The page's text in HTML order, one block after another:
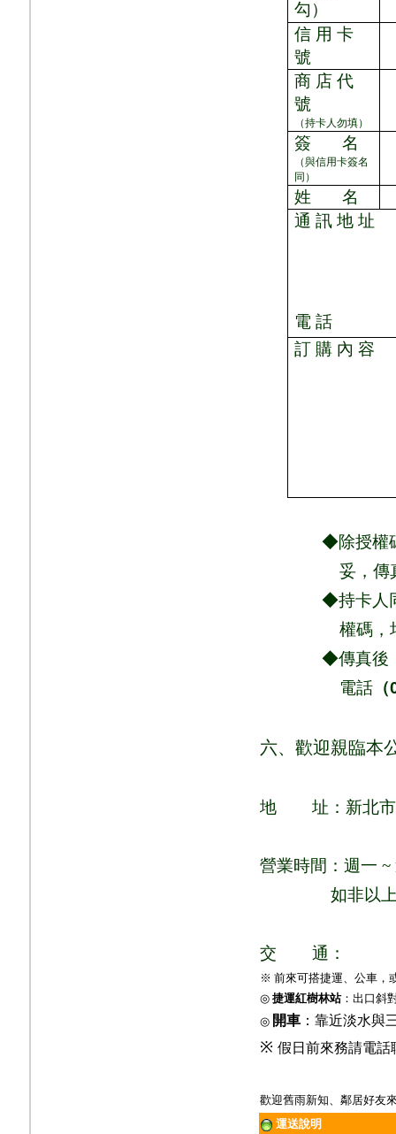
勾）
信 用 卡
號
商 店 代
號
（持卡人勿填）
簽 名
（與信用卡簽名
同）
姓
名
通 訊 地 址
電 話
訂 購 內 容
◆除授權碼、
妥， 傳
◆持卡人同意
權碼，
◆傳真後，請
電話 （
六、歡迎親臨本
地 址：新北
營業時間：週一 ~
如非以
交 通：
※ 前來可搭捷運、公車，
◎ 捷運紅樹林站：出口斜
◎ 開車 ：靠近淡水與
※ 假日前來務請電話
歡迎舊雨新知、鄰居好友
運送說明